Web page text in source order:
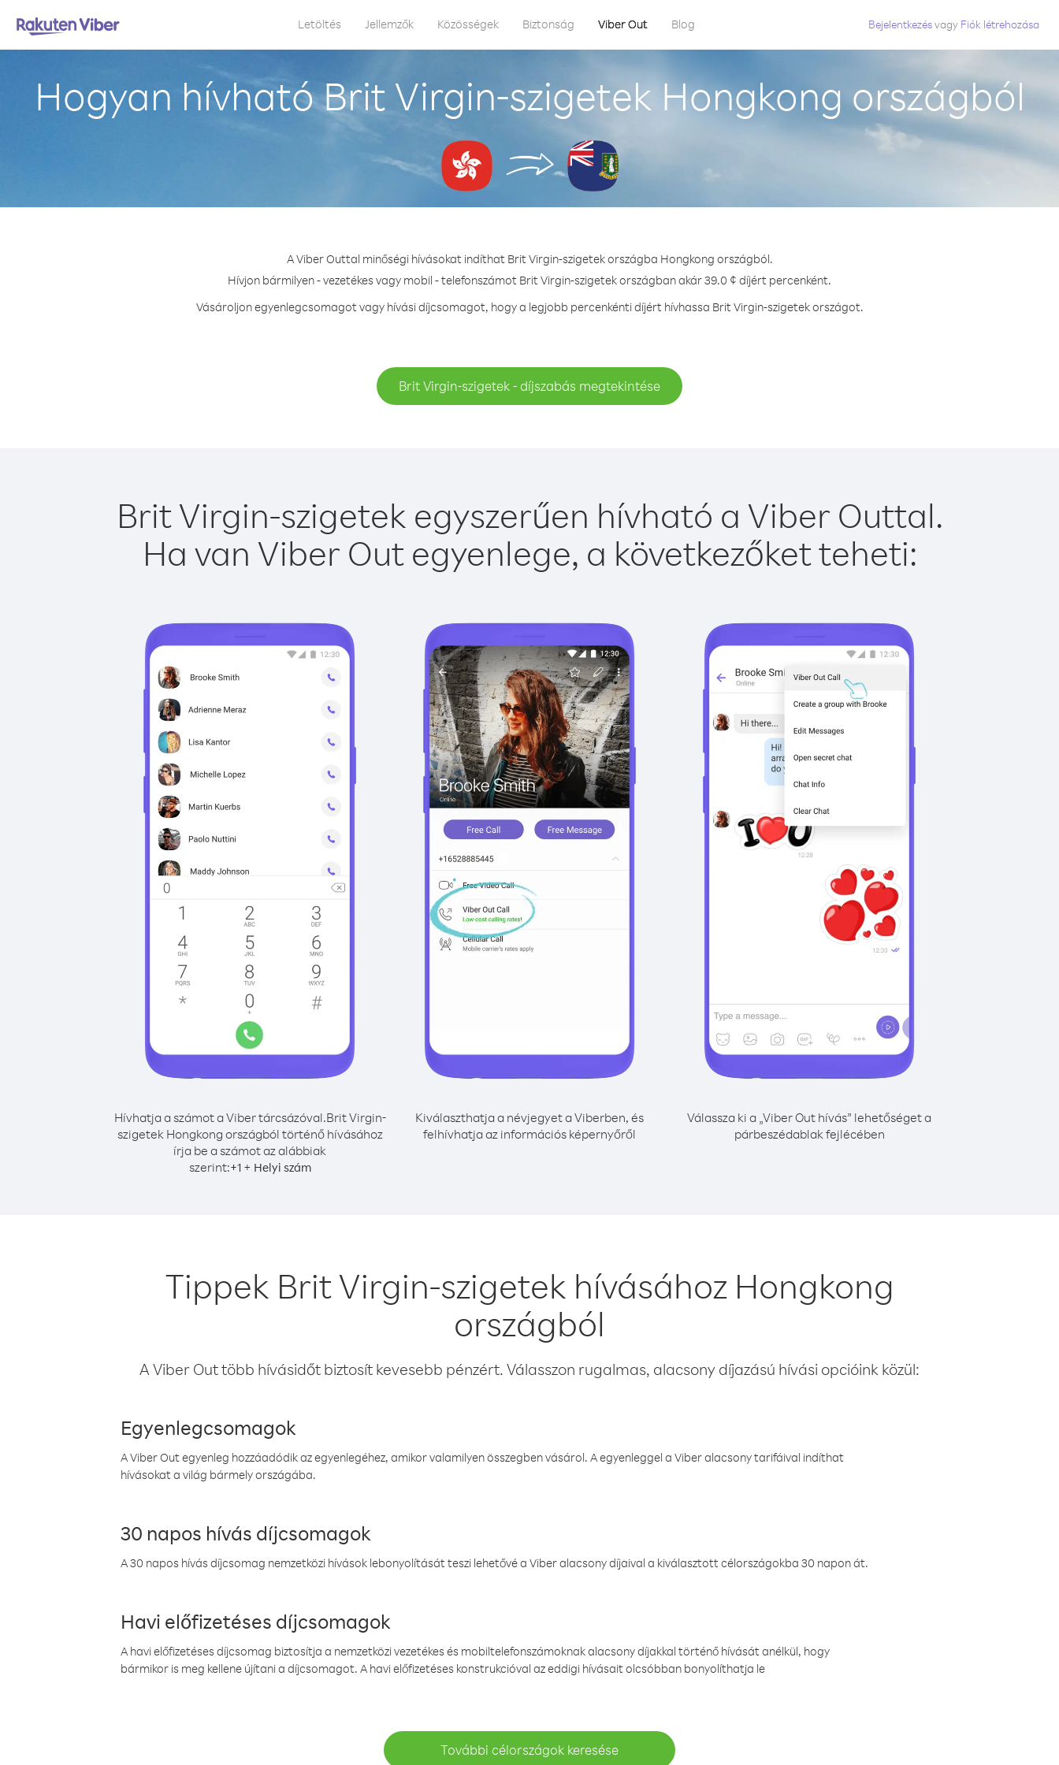
Letöltés Jellemzők Közösségek Biztonság Viber Out Blog Bejelentkezésvagy Fiók létrehozása
Hogyan hívható Brit Virgin-szigetek Hongkong országból
A Viber Outtal minőségi hívásokat indíthat Brit Virgin-szigetek országba Hongkong országból.
Hívjon bármilyen - vezetékes vagy mobil - telefonszámot Brit Virgin-szigetek országban akár 39.0 ¢ díjért percenként.
Vásároljon egyenlegcsomagot vagy hívási díjcsomagot, hogy a legjobb percenkénti díjért hívhassa Brit Virgin-szigetek országot.
Brit Virgin-szigetek - díjszabás megtekintése
Brit Virgin-szigetek egyszerűen hívható a Viber Outtal.
Ha van Viber Out egyenlege, a következőket teheti:
Hívhatja a számot a Viber tárcsázóval.Brit Virgin-
szigetek Hongkong országból történő hívásához
írja be a számot az alábbiak
szerint:+1+ Helyi szám
Kiválaszthatja a névjegyet a Viberben, és
felhívhatja az információs képernyőről
Válassza ki a „Viber Out hívás” lehetőséget a
párbeszédablak fejlécében
Tippek Brit Virgin-szigetek hívásához Hongkong
országból
A Viber Out több hívásidőt biztosít kevesebb pénzért. Válasszon rugalmas, alacsony díjazású hívási opcióink közül:
Egyenlegcsomagok
A Viber Out egyenleg hozzáadódik az egyenlegéhez, amikor valamilyen összegben vásárol. A egyenleggel a Viber alacsony tarifáival indíthat
hívásokat a világ bármely országába.
30 napos hívás díjcsomagok
A 30 napos hívás díjcsomag nemzetközi hívások lebonyolítását teszi lehetővé a Viber alacsony díjaival a kiválasztott célországokba 30 napon át.
Havi előfizetéses díjcsomagok
A havi előfizetéses díjcsomag biztosítja a nemzetközi vezetékes és mobiltelefonszámoknak alacsony díjakkal történő hívását anélkül, hogy
bármikor is meg kellene újítani a díjcsomagot. A havi előfizetéses konstrukcióval az eddigi hívásait olcsóbban bonyolíthatja le
További célországok keresése